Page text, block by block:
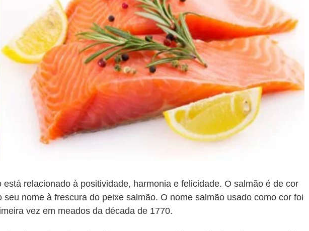
está relacionado à positividade, harmonia e felicidade. O salmão é de cor
seu nome à frescura do peixe salmão. O nome salmão usado como cor foi
vez em meados da década de 1770.